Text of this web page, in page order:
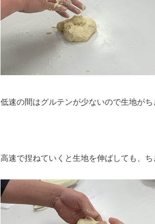
低速の間はグルテンが少ないので生地が
高速で捏ねていくと生地を伸ばしても、